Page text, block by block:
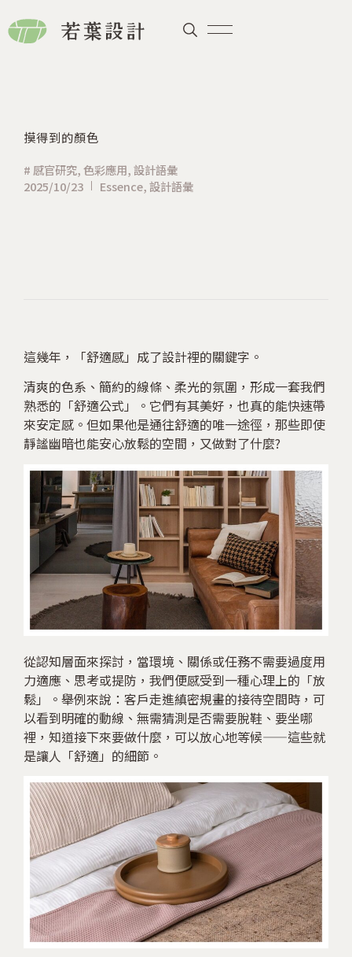
摸得到的顏色
# 感官研究,色彩應用,設計語彙
2025/10/23
Essence,設計語彙
這幾年，「舒適感」成了設計裡的關鍵字。
清爽的色系、簡約的線條、柔光的氛圍，形成一套我們
熟悉的「舒適公式」。它們有其美好，也真的能快速帶
來安定感。但如果他是通往舒適的唯一途徑，那些即使
靜謐幽暗也能安心放鬆的空間，又做對了什麼?
從認知層面來探討，當環境、關係或任務不需要過度用
力適應、思考或提防，我們便感受到一種心理上的「放
鬆」。舉例來說：客戶走進縝密規畫的接待空間時，可
以看到明確的動線、無需猜測是否需要脫鞋、要坐哪
裡，知道接下來要做什麼，可以放心地等候——這些就
是讓人「舒適」的細節。